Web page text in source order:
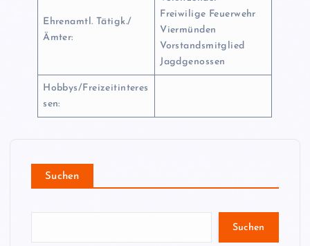
Ehrenamtl. Tätigk./
Ämter:
Freiwilige Feuerwehr
Viermünden
Vorstandsmitglied
Jagdgenossen
Hobbys/Freizeitinteres
sen:
Suchen
Suchen